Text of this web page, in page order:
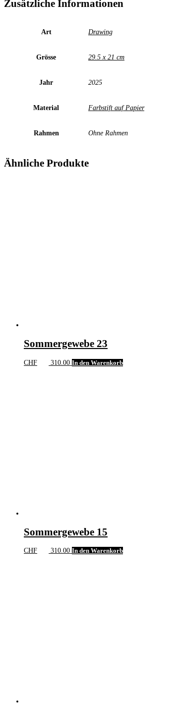
Zusätzliche Informationen
Art Drawing
Grösse 29.5 x 21 cm
Jahr 2025
Material Farbstift auf Papier
Rahmen Ohne Rahmen
Ähnliche Produkte
Sommergewebe 23
CHF 310.00 In den Warenkorb
Sommergewebe 15
CHF 310.00 In den Warenkorb